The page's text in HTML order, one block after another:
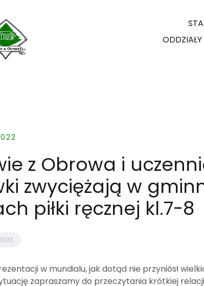
ODDZIAŁY
z Obrowa i
zwyciężają w
piłki ręcznej kl.7-8
w mundialu, jak dotąd nie przyniósł
zapraszamy do przeczytania krótkiej